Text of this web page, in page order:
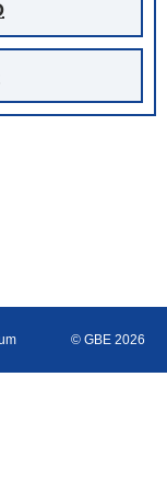
© GBE 2026